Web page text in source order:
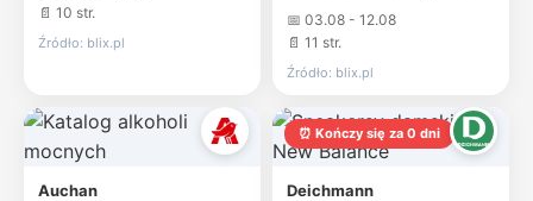
📄 10 str.
Źródło: blix.pl
📅 03.08 - 12.08
📄 11 str.
Źródło: blix.pl
Auchan
⏰ Kończy się za 0 dni
Deichmann